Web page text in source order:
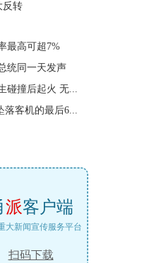
反转
最高可超7%
统同一天发声
碰撞后起火 无...
落客机的最后6...
派客户端
大新闻宣传服务平台
扫码下载